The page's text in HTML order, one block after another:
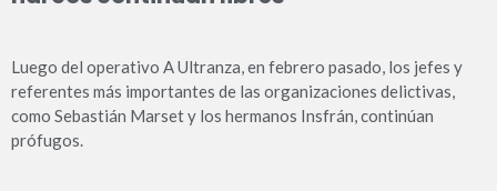
Luego del operativo A Ultranza, en febrero pasado, los jefes y
referentes más importantes de las organizaciones delictivas,
como Sebastián Marset y los hermanos Insfrán, continúan
prófugos.